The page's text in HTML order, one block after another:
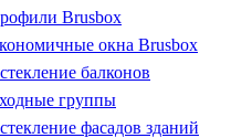
Brusbox
окна Brusbox
балконов
группы
фасадов зданий